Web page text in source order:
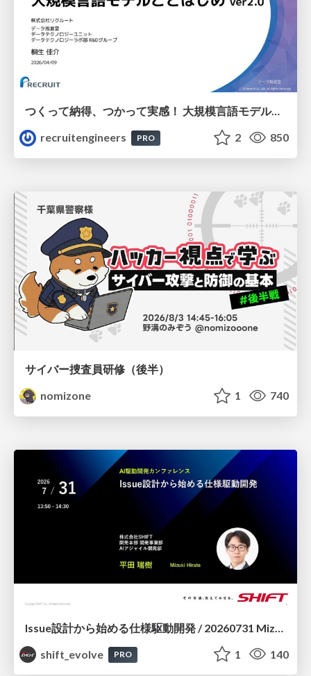
つくって納得、つかって実感！ 大規模言語モデルことはじめ ver2.0
recruitengineers
PRO 2 850
サイバー捜査員研修（後半）
nomizone
1 740
shift_evolve
PRO 1 140